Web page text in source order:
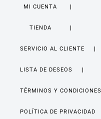
MI CUENTA
TIENDA
SERVICIO AL CLIENTE
LISTA DE DESEOS
TÉRMINOS Y CONDICIONES
POLÍTICA DE PRIVACIDAD